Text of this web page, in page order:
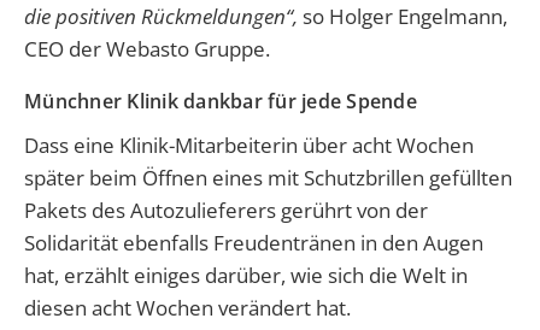
die positiven Rückmeldungen“, so Holger Engelmann,
CEO der Webasto Gruppe.
Münchner Klinik dankbar für jede Spende
Dass eine Klinik-Mitarbeiterin über acht Wochen
später beim Öffnen eines mit Schutzbrillen gefüllten
Pakets des Autozulieferers gerührt von der
Solidarität ebenfalls Freudentränen in den Augen
hat, erzählt einiges darüber, wie sich die Welt in
diesen acht Wochen verändert hat.